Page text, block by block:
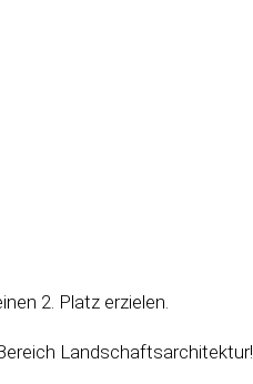
2. Platz erzielen.
Landschaftsarchitektur!